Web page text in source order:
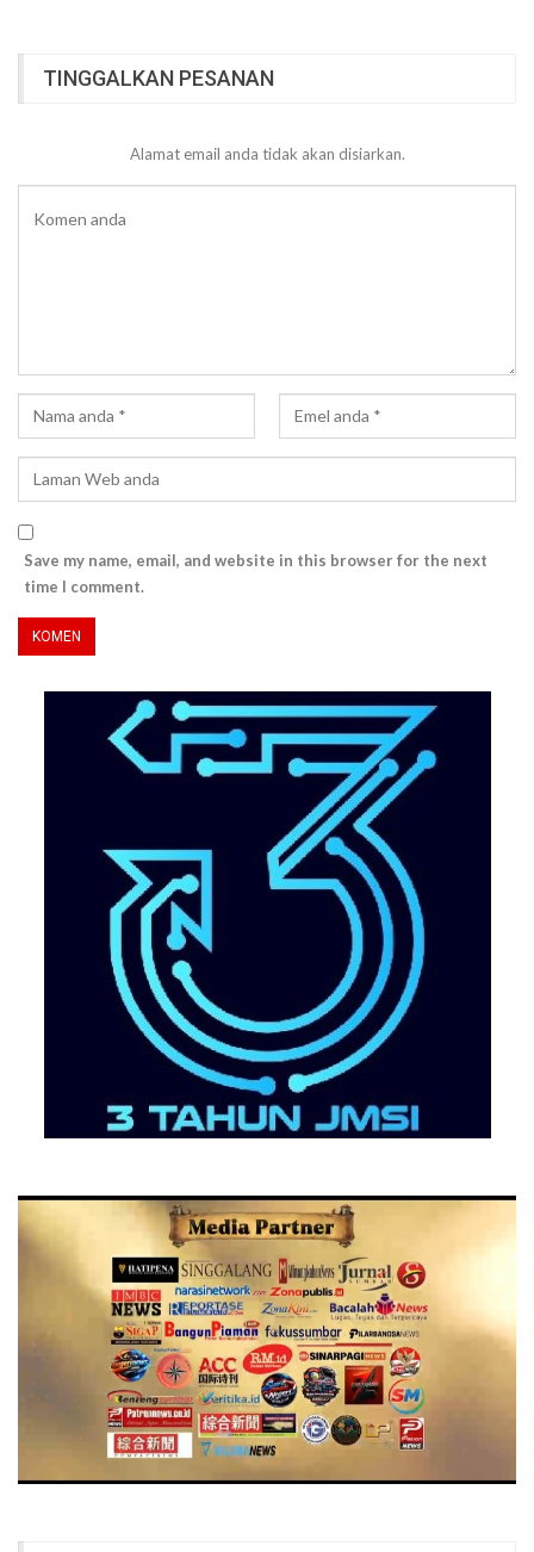
TINGGALKAN PESANAN
Alamat email anda tidak akan disiarkan.
Save my name, email, and website in this browser for the next
time I comment.